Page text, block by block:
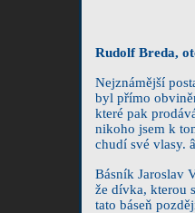
Rudolf Breda,
Nejznámější
byl přímo
které pak
nikoho jsem k
chudí své vlasy.
Básník Jaroslav
že dívka, kterou
tato báseň